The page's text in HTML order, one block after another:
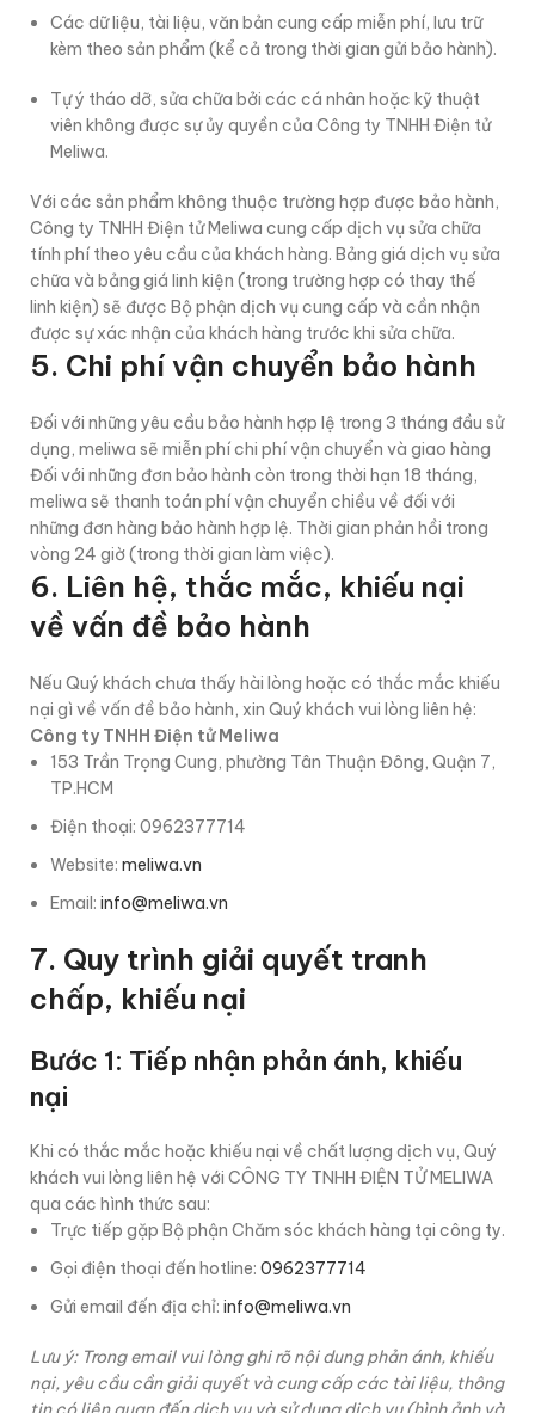
Các dữ liệu, tài liệu, văn bản cung cấp miễn phí, lưu trữ
kèm theo sản phẩm (kể cả trong thời gian gửi bảo hành).
Tự ý tháo dỡ, sửa chữa bởi các cá nhân hoặc kỹ thuật
viên không được sự ủy quyền của Công ty TNHH Điện tử
Meliwa.
Với các sản phẩm không thuộc trường hợp được bảo hành,
Công ty TNHH Điện tử Meliwa cung cấp dịch vụ sửa chữa
tính phí theo yêu cầu của khách hàng. Bảng giá dịch vụ sửa
chữa và bảng giá linh kiện (trong trường hợp có thay thế
linh kiện) sẽ được Bộ phận dịch vụ cung cấp và cần nhận
được sự xác nhận của khách hàng trước khi sửa chữa.
5. Chi phí vận chuyển bảo hành
Đối với những yêu cầu bảo hành hợp lệ trong 3 tháng đầu sử
dụng, meliwa sẽ miễn phí chi phí vận chuyển và giao hàng
Đối với những đơn bảo hành còn trong thời hạn 18 tháng,
meliwa sẽ thanh toán phí vận chuyển chiều về đối với
những đơn hàng bảo hành hợp lệ. Thời gian phản hồi trong
vòng 24 giờ (trong thời gian làm việc).
6. Liên hệ, thắc mắc, khiếu nại
về vấn đề bảo hành
Nếu Quý khách chưa thấy hài lòng hoặc có thắc mắc khiếu
nại gì về vấn đề bảo hành, xin Quý khách vui lòng liên hệ:
Công ty TNHH Điện tử Meliwa
153 Trần Trọng Cung, phường Tân Thuận Đông, Quận 7,
TP.HCM
Điện thoại: 0962377714
Website: meliwa.vn
Email: info@meliwa.vn
7. Quy trình giải quyết tranh
chấp, khiếu nại
Bước 1: Tiếp nhận phản ánh, khiếu
nại
Khi có thắc mắc hoặc khiếu nại về chất lượng dịch vụ, Quý
khách vui lòng liên hệ với CÔNG TY TNHH ĐIỆN TỬ MELIWA
qua các hình thức sau:
Trực tiếp gặp Bộ phận Chăm sóc khách hàng tại công ty.
Gọi điện thoại đến hotline: 0962377714
Gửi email đến địa chỉ: info@meliwa.vn
Lưu ý: Trong email vui lòng ghi rõ nội dung phản ánh, khiếu
nại, yêu cầu cần giải quyết và cung cấp các tài liệu, thông